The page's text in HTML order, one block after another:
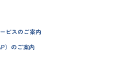
ビスのご案内
）のご案内